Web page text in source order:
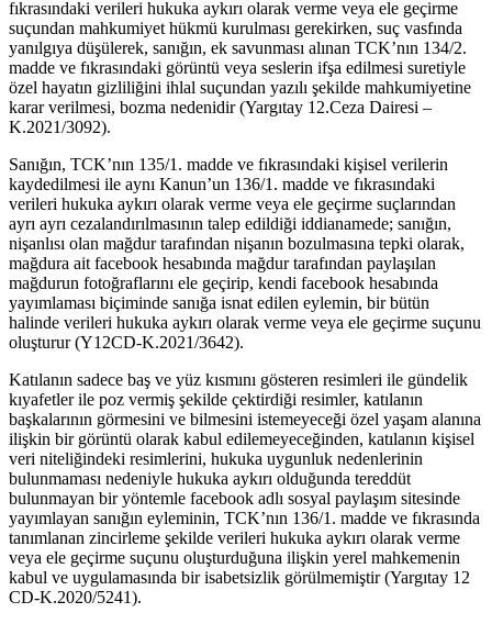
fıkrasındaki verileri hukuka aykırı olarak verme veya ele geçirme
suçundan mahkumiyet hükmü kurulması gerekirken, suç vasfında
yanılgıya düşülerek, sanığın, ek savunması alınan TCK’nın 134/2.
madde ve fıkrasındaki görüntü veya seslerin ifşa edilmesi suretiyle
özel hayatın gizliliğini ihlal suçundan yazılı şekilde mahkumiyetine
karar verilmesi, bozma nedenidir (Yargıtay 12.Ceza Dairesi –
K.2021/3092).
Sanığın, TCK’nın 135/1. madde ve fıkrasındaki kişisel verilerin
kaydedilmesi ile aynı Kanun’un 136/1. madde ve fıkrasındaki
verileri hukuka aykırı olarak verme veya ele geçirme suçlarından
ayrı ayrı cezalandırılmasının talep edildiği iddianamede; sanığın,
nişanlısı olan mağdur tarafından nişanın bozulmasına tepki olarak,
mağdura ait facebook hesabında mağdur tarafından paylaşılan
mağdurun fotoğraflarını ele geçirip, kendi facebook hesabında
yayımlaması biçiminde sanığa isnat edilen eylemin, bir bütün
halinde verileri hukuka aykırı olarak verme veya ele geçirme suçunu
oluşturur (Y12CD-K.2021/3642).
Katılanın sadece baş ve yüz kısmını gösteren resimleri ile gündelik
kıyafetler ile poz vermiş şekilde çektirdiği resimler, katılanın
başkalarının görmesini ve bilmesini istemeyeceği özel yaşam alanına
ilişkin bir görüntü olarak kabul edilemeyeceğinden, katılanın kişisel
veri niteliğindeki resimlerini, hukuka uygunluk nedenlerinin
bulunmaması nedeniyle hukuka aykırı olduğunda tereddüt
bulunmayan bir yöntemle facebook adlı sosyal paylaşım sitesinde
yayımlayan sanığın eyleminin, TCK’nın 136/1. madde ve fıkrasında
tanımlanan zincirleme şekilde verileri hukuka aykırı olarak verme
veya ele geçirme suçunu oluşturduğuna ilişkin yerel mahkemenin
kabul ve uygulamasında bir isabetsizlik görülmemiştir (Yargıtay 12
CD-K.2020/5241).